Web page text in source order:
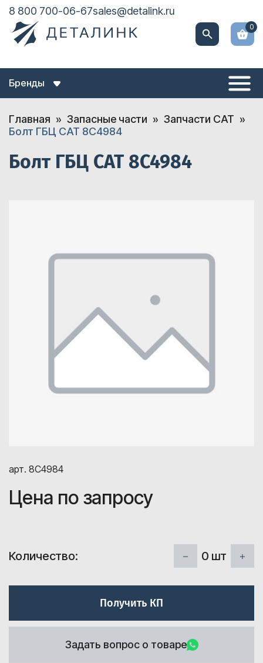
8 800 700-06-67sales@detalink.ru
0
Бренды
Главная Запасные части
Запчасти CAT
Болт ГБЦ CAT 8C4984
Болт ГБЦ CAT 8C4984
арт. 8C4984
Цена по запросу
Количество: 0 шт
Получить КП
Задать вопрос о товаре